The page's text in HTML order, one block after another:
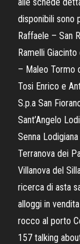
disponibili sono
Raffaele – San
Ramelli
– Maleo Tormo
Tosi Enrico e
S.p.a San
Sant’Angelo
Senna
Terranova dei
Villanova del
ricerca di asta
alloggi in
rocco al porto
157 talking